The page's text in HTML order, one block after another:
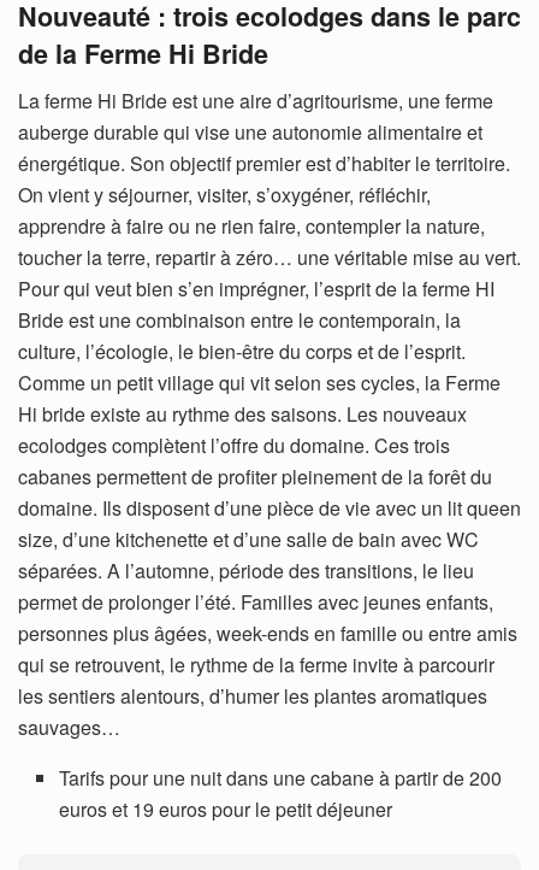
Nouveauté : trois ecolodges dans le parc
de la Ferme Hi Bride
La ferme Hi Bride est une aire d’agritourisme, une ferme
auberge durable qui vise une autonomie alimentaire et
énergétique. Son objectif premier est d’habiter le territoire.
On vient y séjourner, visiter, s’oxygéner, réfléchir,
apprendre à faire ou ne rien faire, contempler la nature,
toucher la terre, repartir à zéro… une véritable mise au vert.
Pour qui veut bien s’en imprégner, l’esprit de la ferme HI
Bride est une combinaison entre le contemporain, la
culture, l’écologie, le bien-être du corps et de l’esprit.
Comme un petit village qui vit selon ses cycles, la Ferme
Hi bride existe au rythme des saisons. Les nouveaux
ecolodges complètent l’offre du domaine. Ces trois
cabanes permettent de profiter pleinement de la forêt du
domaine. Ils disposent d’une pièce de vie avec un lit queen
size, d’une kitchenette et d’une salle de bain avec WC
séparées. A l’automne, période des transitions, le lieu
permet de prolonger l’été. Familles avec jeunes enfants,
personnes plus âgées, week-ends en famille ou entre amis
qui se retrouvent, le rythme de la ferme invite à parcourir
les sentiers alentours, d’humer les plantes aromatiques
sauvages…
Tarifs pour une nuit dans une cabane à partir de 200
euros et 19 euros pour le petit déjeuner